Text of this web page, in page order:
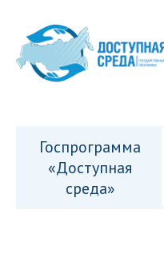
Госпрограмма
«Доступная
среда»